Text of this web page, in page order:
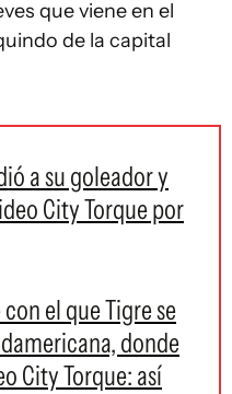
que viene en el
de la capital
a su goleador y
City Torque por
el que Tigre se
donde
City Torque: así